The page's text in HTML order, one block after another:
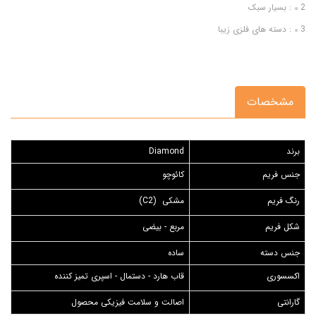
2: بسیار سبک
3: دسته های فلزی زیبا
مشخصات
برند
Diamond
جنس فریم
کائوچو
رنگ فریم
مشکی (C2)
شکل فریم
مربع - بیضی
جنس دسته
ساده
اکسسوری
قاب هارد - دستمال - اسپری تمیز کننده
گارانتی
اصالت و سلامت فیزیکی محصول